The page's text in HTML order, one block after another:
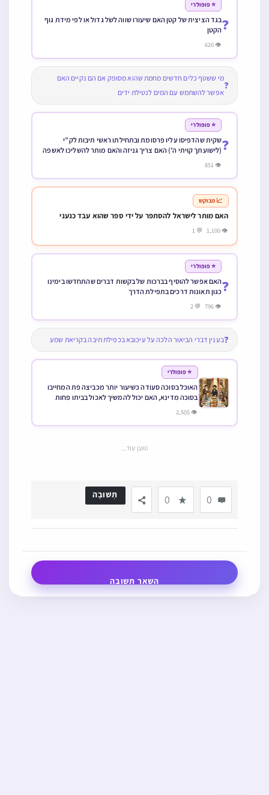
❓
⭐ פופולרי
בגד הציצית של קטן האם שיעורו שווה לשל גדול או לפי מידת גוף
הקטן
👁 620
❓
מי ששטף כלים חדשים מחמת שהוא מסופק אם הם נקיים האם
אפשר להשתמש עם המים לנטילת ידים
❓
⭐ פופולרי
שקית שהדפיסו עליו פרסומת ובתחילתו ראשי תיבות לק”י
(לישועתך קויתי ה’) האם צריך גניזה והאם מותר להשליכו לאשפה
👁 851
📈 מבוקש
האם מותר לישראל להסתפר על ידי ספר שהוא עבד כנעני
👁 1,100 💬 1
❓
⭐ פופולרי
האם אפשר להוסיף בברכות של בקשות דברים שהתחדשו בימינו
כגון תאונות דרכים בתפילת הדרך
👁 796 💬 2
❓בענין דברי הביאור הלכה על עיכובא בכפילת תיבה בקריאת שמע
⭐ פופולרי
האוכל בסוכה סעודה כשיעור יותר מכביצה פת המחייבו
בסוכה מדינא, האם יכול להמשיך לאכול בביתו פחות
שניהם
👁 2,505
טוען עוד...
0
0 תְשׁוּבָה
השאר תשובה